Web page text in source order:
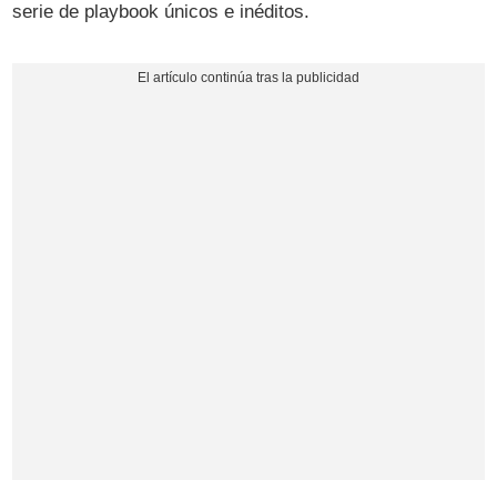
serie de playbook únicos e inéditos.